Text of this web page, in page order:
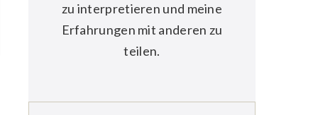
zu interpretieren und meine
Erfahrungen mit anderen zu
teilen.